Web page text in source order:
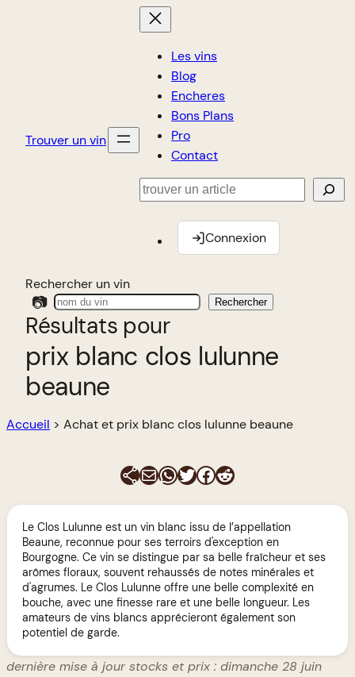
Trouver un vin
Les vins
Blog
Encheres
Bons Plans
Pro
Contact
Rechercher
Connexion
Rechercher un vin
📷 Rechercher
Résultats pour
prix blanc clos lulunne
beaune
Accueil > Achat et prix blanc clos lulunne beaune
E-mailWhatsApp
Twitter
Facebook
Reddit
Le Clos Lulunne est un vin blanc issu de l’appellation
Beaune, reconnue pour ses terroirs d'exception en
Bourgogne. Ce vin se distingue par sa belle fraîcheur et ses
arômes floraux, souvent rehaussés de notes minérales et
d'agrumes. Le Clos Lulunne offre une belle complexité en
bouche, avec une finesse rare et une belle longueur. Les
amateurs de vins blancs apprécieront également son
potentiel de garde.
dernière mise à jour stocks et prix : dimanche 28 juin